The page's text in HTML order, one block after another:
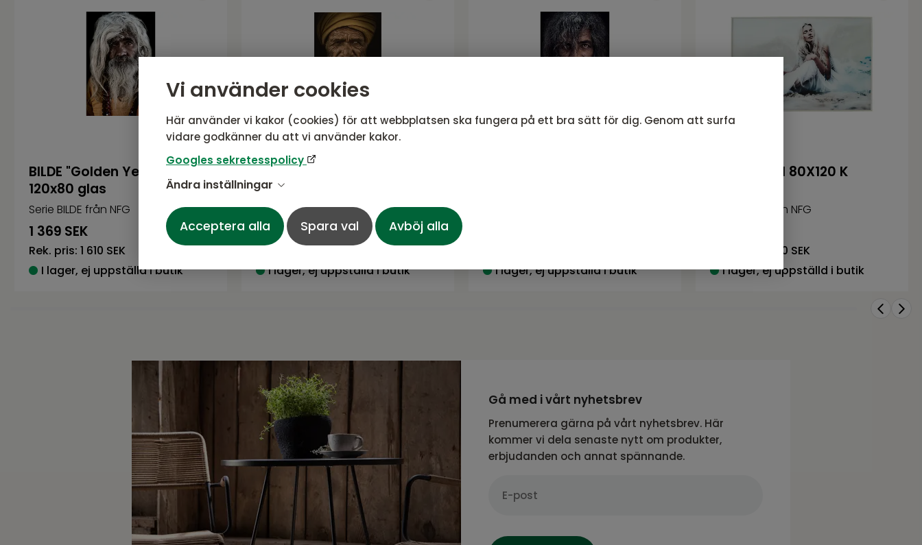
Vi använder cookies
Här använder vi kakor (cookies) för att webbplatsen ska fungera på ett bra sätt för dig. Genom att surfa
vidare godkänner du att vi använder kakor.
Googles sekretesspolicy
Ändra inställningar
Acceptera alla Spara val Avböj alla
BILDE "Golden Years"
120x80 glas
Serie BILDE från NFG
1 369 SEK
Rek. pris: 1 610 SEK
I lager, ej uppställd i butik
BILDE "In a world of blind
people"120X80
Serie BILDE från NFG
1 369 SEK
Rek. pris:1 610 SEK
I lager, ej uppställd i butik
I lager, ej uppställd i butik
BILDE Angel 80X120 K
Serie BILDE från NFG
1 880 SEK
I lager, ej uppställd i butik
Gå med i vårt nyhetsbrev
Prenumerera gärna på vårt nyhetsbrev. Här
kommer vi dela senaste nytt om produkter,
erbjudanden och annat spännande.